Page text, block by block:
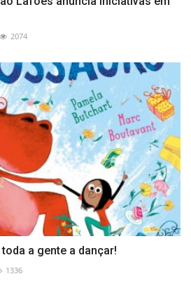
2074
a gente a dançar!
1336